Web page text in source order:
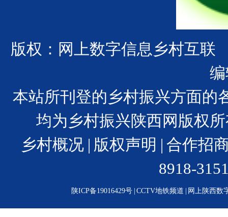
版权：网上数字信息乡村互
本站所刊登的乡村振兴方面的
均为乡村振兴陕西网版权
乡村概况
版权声明 |合作招
8918-
陕ICP备19016429号 |CCTV地铁频道 网上陕西数